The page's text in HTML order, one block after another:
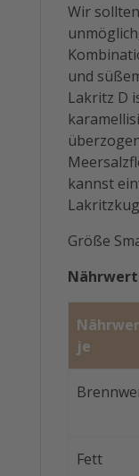
Wir
und
Lakritz D
kannst
Größe
je
Fett